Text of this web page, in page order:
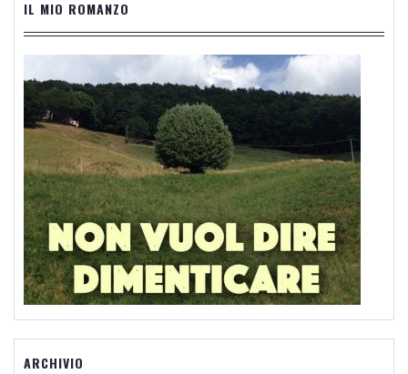
IL MIO ROMANZO
ARCHIVIO